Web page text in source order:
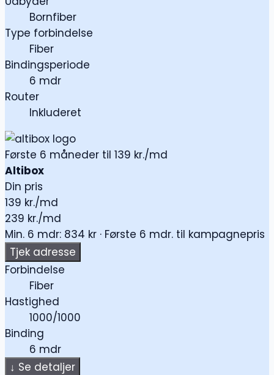
Bornfiber
Type forbindelse
Fiber
Bindingsperiode
6 mdr
Router
Inkluderet
Første 6 måneder til 139 kr./md
Altibox
Din pris
139 kr./md
239 kr./md
Min. 6 mdr: 834 kr · Første 6 mdr. til kampagnepris
Tjek adresse
Forbindelse
Fiber
Hastighed
1000/1000
Binding
6 mdr
↓ Se detaljer